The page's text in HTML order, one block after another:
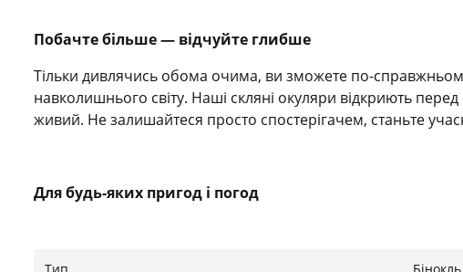
Побачте більше — відчуйте глибше
Тільки дивлячись обома очима, ви зможете по-справжньому
навколишнього світу. Наші скляні окуляри відкриють
живий. Не залишайтеся просто спостерігачем, станьте
Для будь-яких пригод і погод